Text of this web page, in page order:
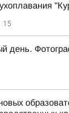
день.